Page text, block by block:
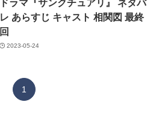
ドラマ『サンクチュアリ』 ネタバ
レ あらすじ キャスト 相関図 最終
回
2023-05-24
1